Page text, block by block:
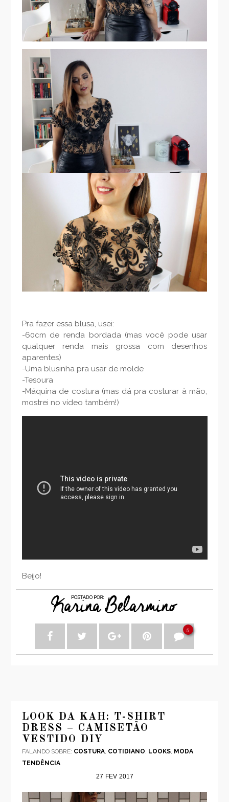
Pra fazer essa blusa, usei:
-60cm de renda bordada (mas você pode usar
qualquer renda mais grossa com desenhos
aparentes)
-Uma blusinha pra usar de molde
-Tesoura
-Máquina de costura (mas dá pra costurar à mão,
mostrei no vídeo também!)
Beijo!
5
LOOK DA KAH: T-SHIRT
DRESS – CAMISETÃO
VESTIDO DIY
FALANDO SOBRE: COSTURA, COTIDIANO LOOKS, MODA,
TENDÊNCIA
27 FEV 2017